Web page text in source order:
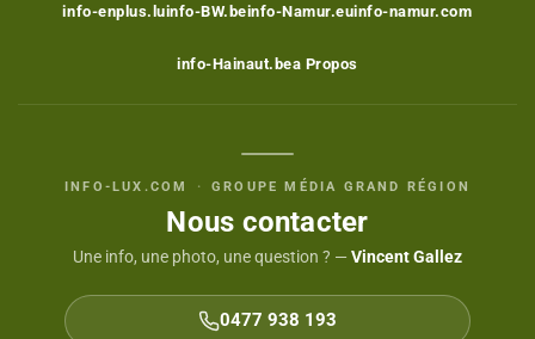
info-enplus.luinfo-BW.beinfo-Namur.euinfo-namur.com
info-Hainaut.bea Propos
INFO-LUX.COM · GROUPE MÉDIA GRAND RÉGION
Nous contacter
Une info, une photo, une question ? — Vincent Gallez
0477 938 193